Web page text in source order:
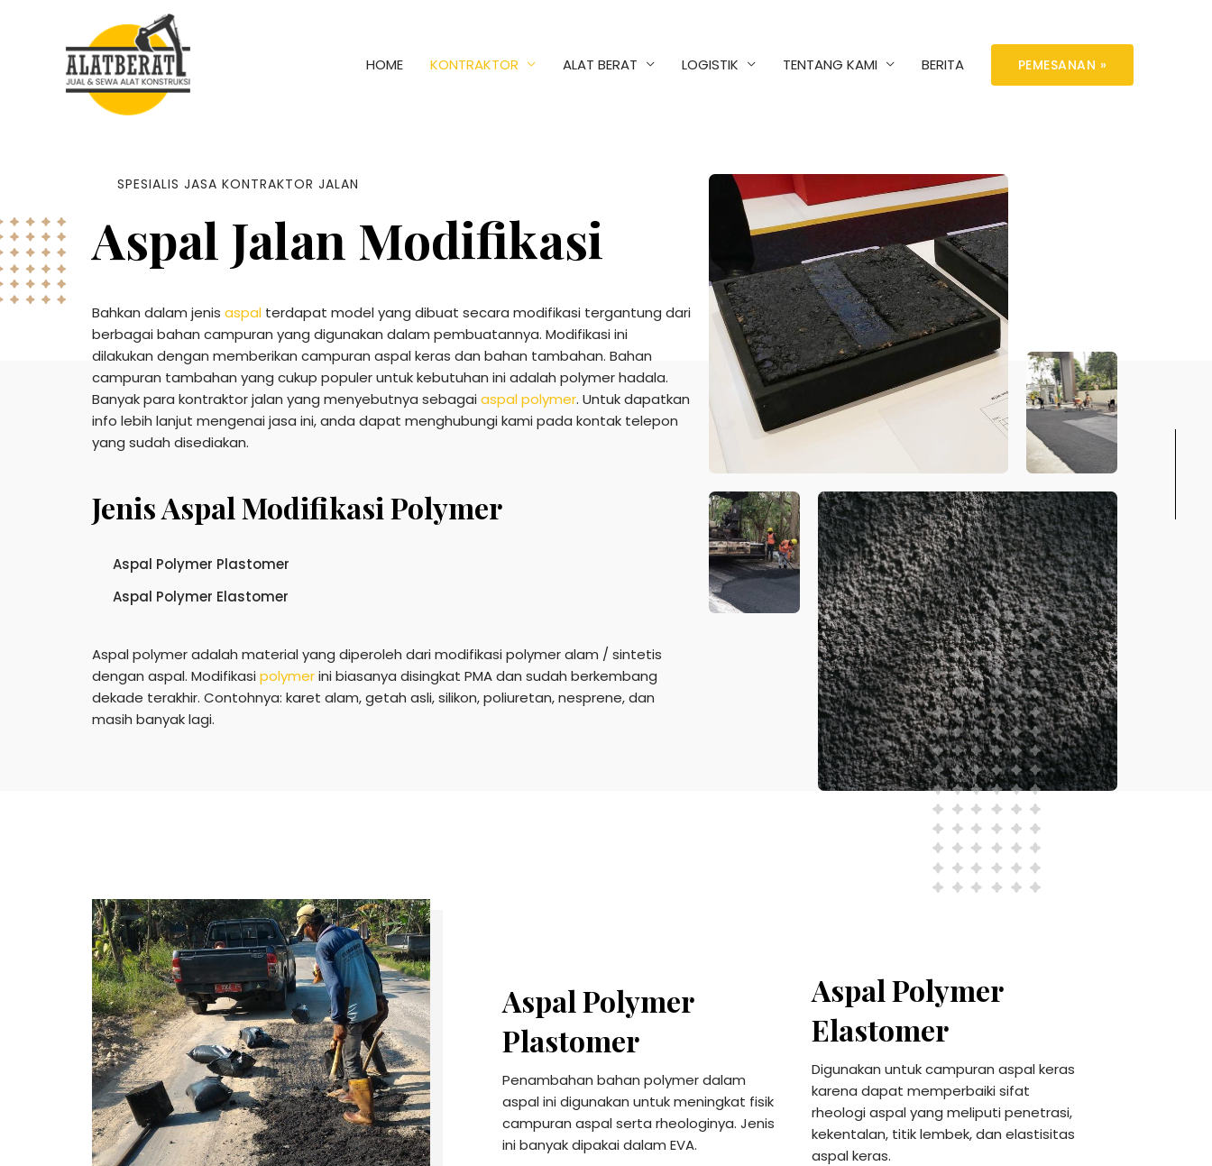
HOME KONTRAKTOR ALAT BERAT LOGISTIK TENTANG KAMI BERITA PEMESANAN »
SPESIALIS JASA KONTRAKTOR JALAN
Aspal Jalan Modifikasi
Bahkan dalam jenis aspal terdapat model yang dibuat secara modifikasi tergantung dari
berbagai bahan campuran yang digunakan dalam pembuatannya. Modifikasi ini
dilakukan dengan memberikan campuran aspal keras dan bahan tambahan. Bahan
campuran tambahan yang cukup populer untuk kebutuhan ini adalah polymer hadala.
Banyak para kontraktor jalan yang menyebutnya sebagaiaspal polymer. Untuk dapatkan
info lebih lanjut mengenai jasa ini, anda dapat menghubungi kami pada kontak telepon
yang sudah disediakan.
Jenis Aspal Modifikasi Polymer
Aspal Polymer Plastomer
Aspal Polymer Elastomer
Aspal polymer adalah material yang diperoleh dari modifikasi polymer alam / sintetis
dengan aspal. Modifikasipolymerini biasanya disingkat PMA dan sudah berkembang
dekade terakhir. Contohnya: karet alam, getah asli, silikon, poliuretan, nesprene, dan
masih banyak lagi.
Aspal Polymer
Plastomer
Penambahan bahan polymer dalam
aspal ini digunakan untuk meningkat fisik
campuran aspal serta rheologinya. Jenis
ini banyak dipakai dalam EVA.
Aspal Polymer
Elastomer
Digunakan untuk campuran aspal keras
karena dapat memperbaiki sifat
rheologi aspal yang meliputi penetrasi,
kekentalan, titik lembek, dan elastisitas
aspal keras.